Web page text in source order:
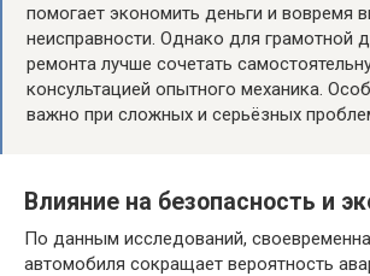
помогает экономить деньги и вовремя
неисправности. Однако для грамотной
ремонта лучше сочетать
консультацией опытного механика.
важно при сложных и серьёзных
Влияние на безопасность и
По данным исследований,
автомобиля сокращает вероятность